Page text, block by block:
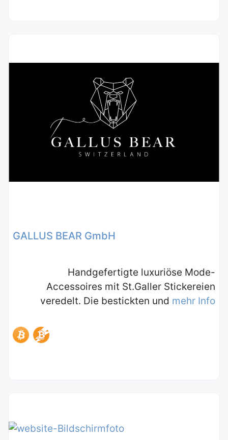
GALLUS BEAR GmbH
Handgefertigte luxuriöse Mode-
Accessoires mit St.Galler Stickereien
veredelt. Die bestickten und mehr Info